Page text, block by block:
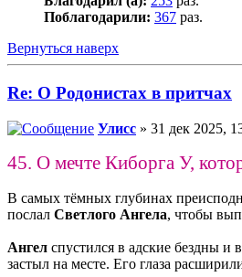
Поблагодарили: 367 раз.
Вернуться наверх
Re: О Родонистах в притчах
Улисс » 31 дек 2025,
45. О мечте Киборга У,
В самых тёмных глубинах
послал Светлого Ангела, чтобы
Ангел спустился в адские бездны и
застыл на месте. Его глаза